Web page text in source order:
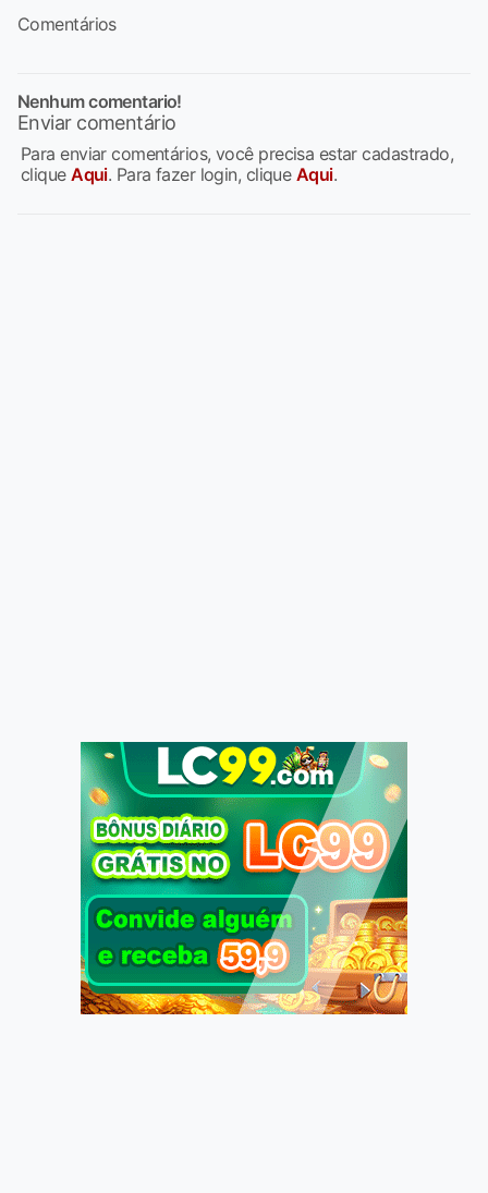
Comentários
Nenhum comentario!
Enviar comentário
Para enviar comentários, você precisa estar cadastrado,
cliqueAqui. Para fazer login, clique Aqui.